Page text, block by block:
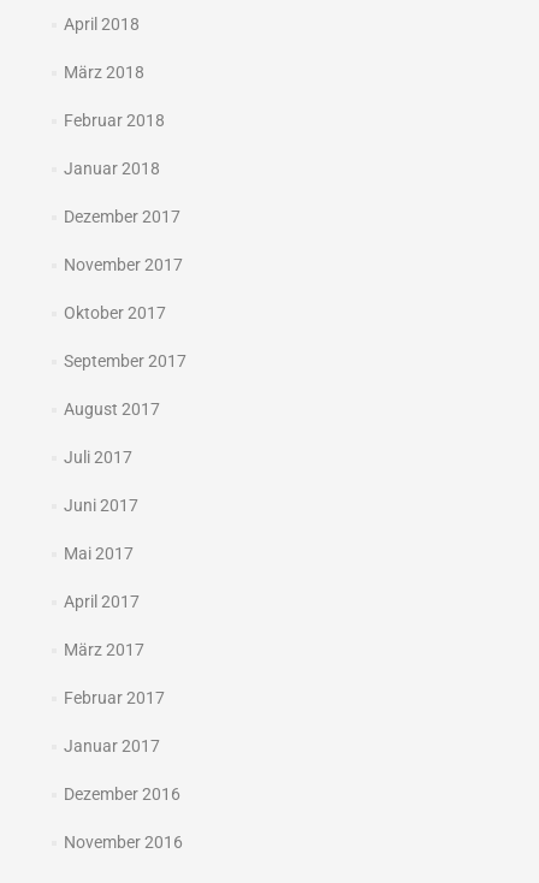
April 2018
März 2018
Februar 2018
Januar 2018
Dezember 2017
November 2017
Oktober 2017
September 2017
August 2017
Juli 2017
Juni 2017
Mai 2017
April 2017
März 2017
Februar 2017
Januar 2017
Dezember 2016
November 2016